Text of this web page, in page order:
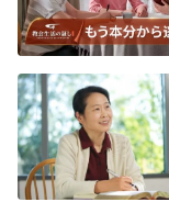
ストにとって、
題が起こると、
え、行動方針を
うにと知らせ、
許されません。
力することの本